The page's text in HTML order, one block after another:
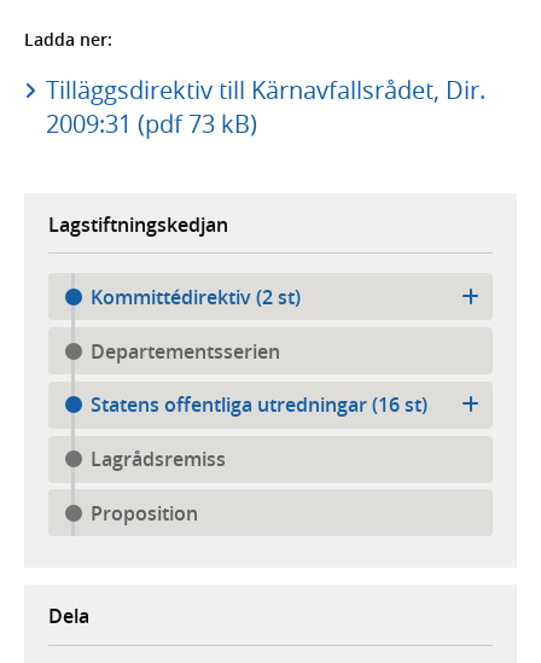
Ladda ner:
Tilläggsdirektiv till Kärnavfallsrådet, Dir.
2009:31 (pdf 73 kB)
Lagstiftningskedjan
Kommittédirektiv (2 st)
Departementsserien
Statens offentliga utredningar (16 st)
Lagrådsremiss
Proposition
Dela